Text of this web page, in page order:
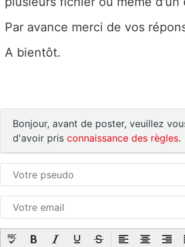
Par avance merci de vos
A bientôt.
Bonjour, avant de poster, veuillez
d'avoir pris connaissance des règles.